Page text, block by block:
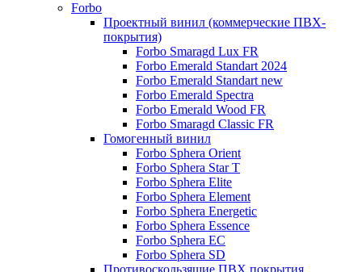
Forbo
Проектный винил (коммерческие ПВХ-
покрытия)
Forbo Smaragd Lux FR
Forbo Emerald Standart 2024
Forbo Emerald Standart new
Forbo Emerald Spectra
Forbo Emerald Wood FR
Forbo Smaragd Classic FR
Гомогенный винил
Forbo Sphera Orient
Forbo Sphera Star T
Forbo Sphera Elite
Forbo Sphera Element
Forbo Sphera Energetic
Forbo Sphera Essence
Forbo Sphera EC
Forbo Sphera SD
Противоскользящие ПВХ покрытия